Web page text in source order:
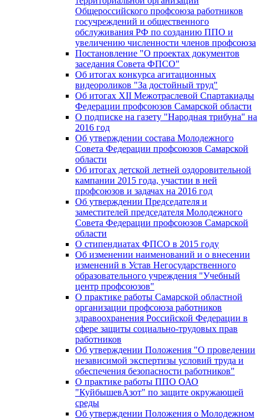
Общероссийского профсоюза работников
госучреждений и общественного
обслуживания РФ по созданию ППО и
увеличению численности членов профсоюза
Постановление "О проектах документов
заседания Совета ФПСО"
Об итогах конкурса агитационных
видеороликов "За достойный труд"
Об итогах XII Межотраслевой Спартакиады
Федерации профсоюзов Самарской области
О подписке на газету "Народная трибуна" на
2016 год
Об утверждении состава Молодежного
Совета Федерации профсоюзов Самарской
области
Об итогах детской летней оздоровительной
кампании 2015 года, участии в ней
профсоюзов и задачах на 2016 год
Об утверждении Председателя и
заместителей председателя Молодежного
Совета Федерации профсоюзов Самарской
области
О стипендиатах ФПСО в 2015 году
Об изменении наименований и о внесении
изменений в Устав Негосударственного
образовательного учреждения "Учебный
центр профсоюзов"
О практике работы Самарской областной
организации профсоюза работников
здравоохранения Российской Федерации в
сфере защиты социально-трудовых прав
работников
Об утверждении Положения "О проведении
независимой экспертизы условий труда и
обеспечения безопасности работников"
О практике работы ППО ОАО
"КуйбышевАзот" по защите окружающей
среды
Об утверждении Положения о Молодежном